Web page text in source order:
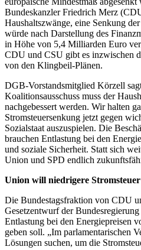
Bundeskanzler Friedrich Merz
Haushaltszwänge, eine Senkung
würde nach Darstellung des
in Höhe von 5,4 Milliarden Euro
CDU und CSU gibt es inzwischen
von den Klingbeil-Plänen.
DGB-Vorstandsmitglied Körzell
Koalitionsausschuss muss der
nachgebessert werden. Wir halten
Stromsteuersenkung jetzt gegen
Sozialstaat auszuspielen. Die
brauchen Entlastung bei den
und soziale Sicherheit. Statt sich
Union und SPD endlich
Union will niedrigere
Die Bundestagsfraktion von CDU
Gesetzentwurf der
Entlastung bei den Energiepreisen
geben soll. „Im parlamentarischen
Lösungen suchen, um die